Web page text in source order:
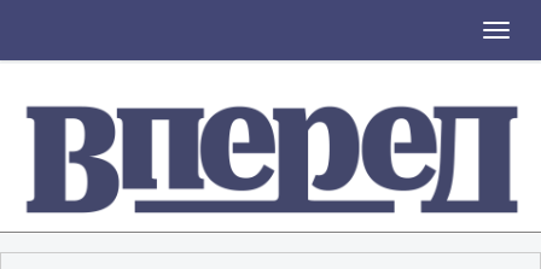
Toggle